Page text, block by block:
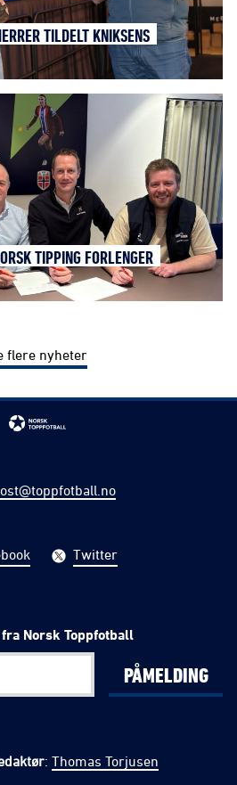
TILDELT KNIKSENS
TIPPING FORLENGER
flere nyheter
Twitter
Norsk Toppfotball
PÅMELDING
: Thomas Torjusen